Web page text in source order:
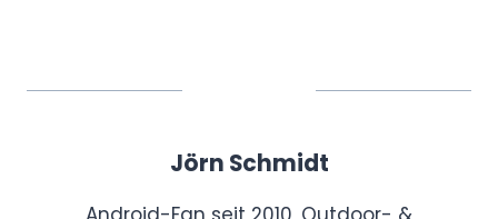
s
Jörn Schmidt